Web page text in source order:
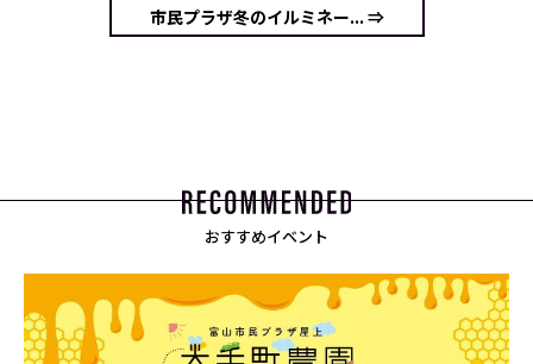
市民プラザ冬のイルミネー... ⇒
おすすめイベント